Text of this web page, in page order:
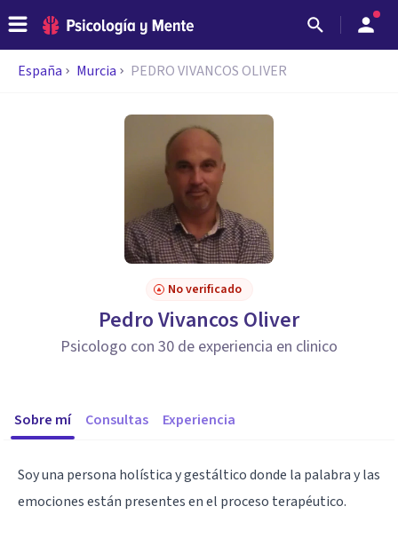
España Murcia PEDRO VIVANCOS OLIVER
No verificado
Pedro Vivancos Oliver
Psicologo con 30 de experiencia en clinico
Sobre mí Consultas Experiencia
Soy una persona holística y gestáltico donde la palabra y las
emociones están presentes en el proceso terapéutico.